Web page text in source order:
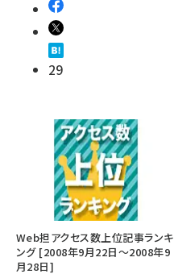
29
Web担アクセス数上位記事ランキ
ング [2008年9月22日～2008年9
月28日]